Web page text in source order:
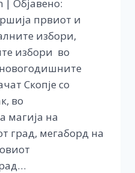
| Објавено:
првиот и
избори,
избори во
Скопје со
во
магија на
град, мегаборд на